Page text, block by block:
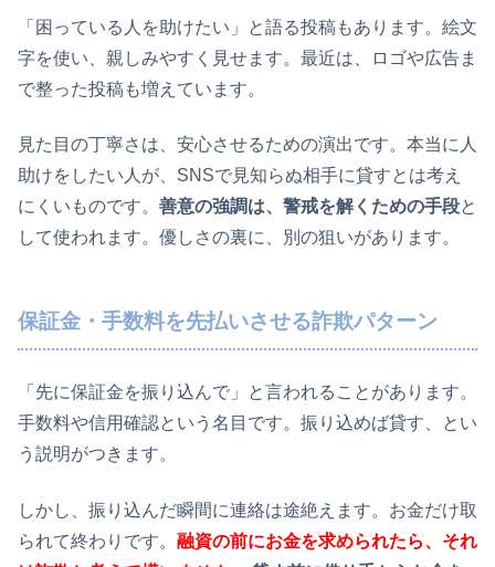
「困っている人を助けたい」と語る投稿もあります。絵文
字を使い、親しみやすく見せます。最近は、ロゴや広告ま
で整った投稿も増えています。
見た目の丁寧さは、安心させるための演出です。本当に人
助けをしたい人が、SNSで見知らぬ相手に貸すとは考え
にくいものです。 善意の強調は、警戒を解くための手段と
して使われます。優しさの裏に、別の狙いがあります。
保証金・手数料を先払いさせる詐欺パターン
「先に保証金を振り込んで」と言われることがあります。
手数料や信用確認という名目です。振り込めば貸す、とい
う説明がつきます。
しかし、振り込んだ瞬間に連絡は途絶えます。お金だけ取
られて終わりです。 融資の前にお金を求められたら、それ